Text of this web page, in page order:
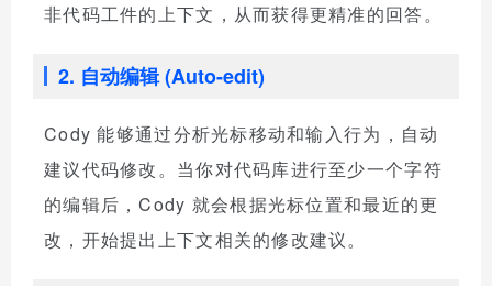
非代码工件的上下文，从而获得更精准的回答。
2. 自动编辑 (Auto-edit)
Cody 能够通过分析光标移动和输入行为，自动
建议代码修改。当你对代码库进行至少一个字符
的编辑后，Cody 就会根据光标位置和最近的更
改，开始提出上下文相关的修改建议。